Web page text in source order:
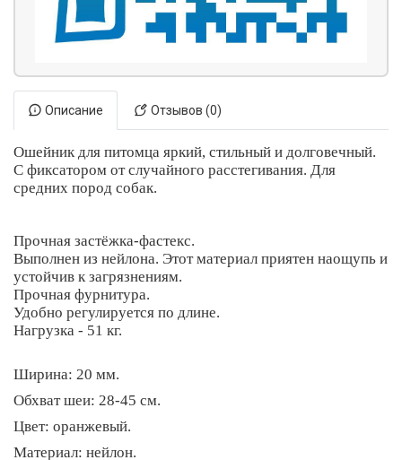
Описание Отзывов (0)
Ошейник для питомца яркий, стильный и долговечный.
С фиксатором от случайного расстегивания. Для
средних пород собак.
Прочная застёжка-фастекс.
Выполнен из нейлона. Этот материал приятен наощупь и
устойчив к загрязнениям.
Прочная фурнитура.
Удобно регулируется по длине.
Нагрузка - 51 кг.
Ширина: 20 мм.
Обхват шеи: 28-45 см.
Цвет: оранжевый.
Материал: нейлон.